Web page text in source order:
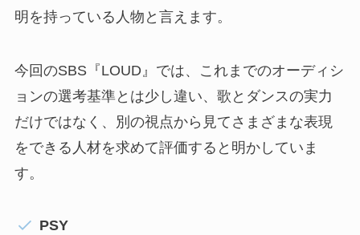
明を持っている人物と言えます。
今回のSBS『LOUD』では、これまでのオーディシ
ョンの選考基準とは少し違い、歌とダンスの実力
だけではなく、別の視点から見てさまざまな表現
をできる人材を求めて評価すると明かしていま
す。
PSY